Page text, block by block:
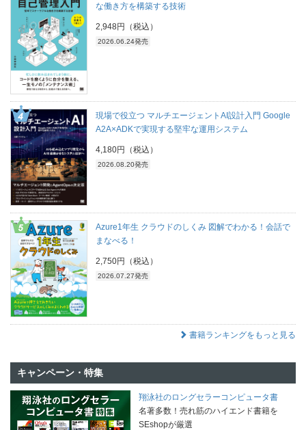
な働き方を構築する技術
2,948円（税込）
2026.06.24発売
現場で役立つ マルチエージェントAI設計入門 Google
A2A×ADKで実現する堅牢な運用システム
4,180円（税込）
2026.08.20発売
Azure1年生 クラウドのしくみ 図解でわかる！会話で
まなべる！
2,750円（税込）
2026.07.27発売
書籍ランキングをもっと見る
キャンペーン・特集
翔泳社のロングセラーコンピュータ書
名著多数！売れ筋のハイエンド書籍を
SEshopが厳選